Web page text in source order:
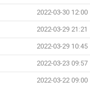
2022-03-30 12:00
2022-03-29 21:21
2022-03-29 10:45
2022-03-23 09:57
2022-03-22 09:00